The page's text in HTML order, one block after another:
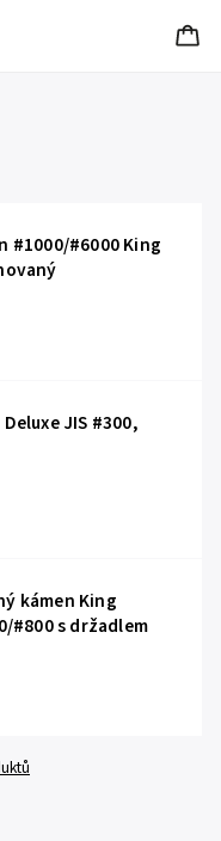
#1000/#6000 King
JIS #300,
kámen King
#800 s držadlem